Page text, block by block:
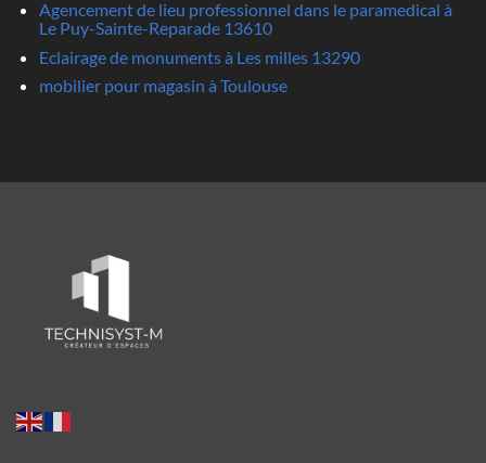
Agencement de lieu professionnel dans le paramedical à
Le Puy-Sainte-Reparade 13610
Eclairage de monuments à Les milles 13290
mobilier pour magasin à Toulouse